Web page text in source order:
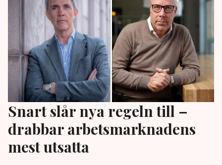
Snart slår nya regeln till –
drabbar arbetsmarknadens
mest utsatta